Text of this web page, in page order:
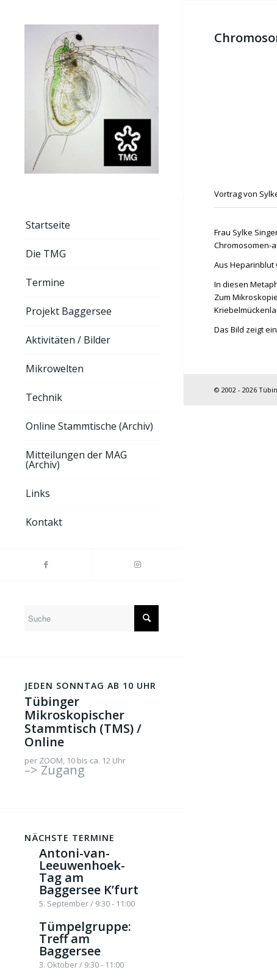
Startseite
Die TMG
Termine
Projekt Baggersee
Aktivitäten / Bilder
Mikrowelten
Technik
Online Stammtische (Archiv)
Mitteilungen der MAG
(Archiv)
Links
Kontakt
JEDEN SONNTAG AB 10 UHR
Tübinger
Mikroskopischer
Stammtisch (TMS) /
Online
per ZOOM, 10 bis ca. 12 Uhr
–> Zugang
NÄCHSTE TERMINE
Antoni-van-
Leeuwenhoek-
Tag am
Baggersee K’furt
5. September / 9:30- 11:00
Tümpelgruppe:
Treff am
Baggersee
3. Oktober / 9:30- 11:00
Vortrag von
Frau Sylke
Chromosomen-
Aus Heparinblut
In diesen
Zum
Das Bild zeigt
© 2002 - 2026